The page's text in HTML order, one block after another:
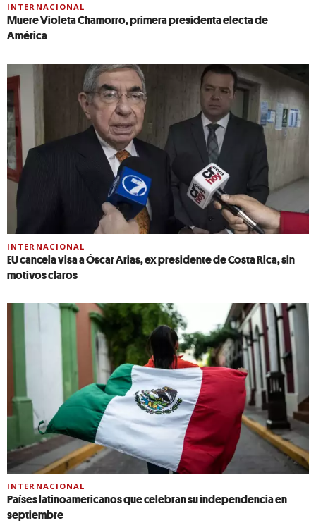
INTERNACIONAL
Muere Violeta Chamorro, primera presidenta electa de
América
INTERNACIONAL
EU cancela visa a Óscar Arias, ex presidente de Costa Rica, sin
motivos claros
INTERNACIONAL
Países latinoamericanos que celebran su independencia en
septiembre